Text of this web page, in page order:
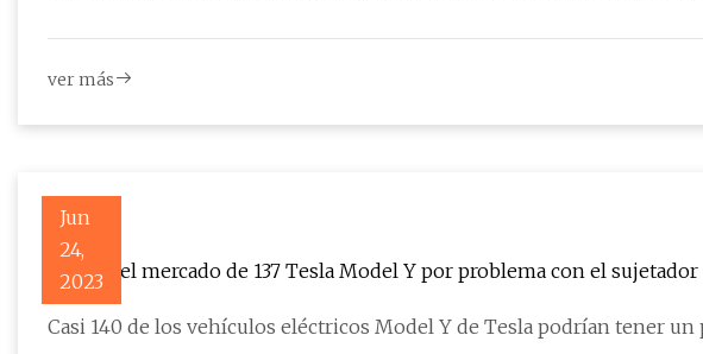
ver más
Jun
24,
2023
Retiro del mercado de 137 Tesla Model Y por problema con el
Casi 140 de los vehículos eléctricos Model Y de Tesla podrían tener un